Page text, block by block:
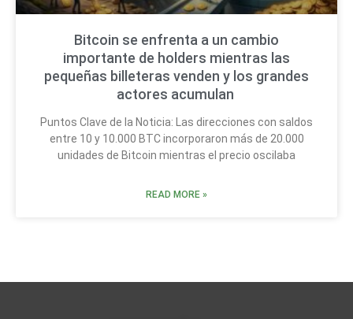
Bitcoin se enfrenta a un cambio
importante de holders mientras las
pequeñas billeteras venden y los grandes
actores acumulan
Puntos Clave de la Noticia: Las direcciones con saldos
entre 10 y 10.000 BTC incorporaron más de 20.000
unidades de Bitcoin mientras el precio oscilaba
READ MORE »